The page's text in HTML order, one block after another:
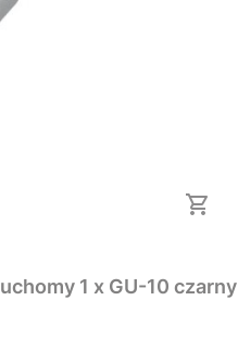
1 x GU-10 czarny